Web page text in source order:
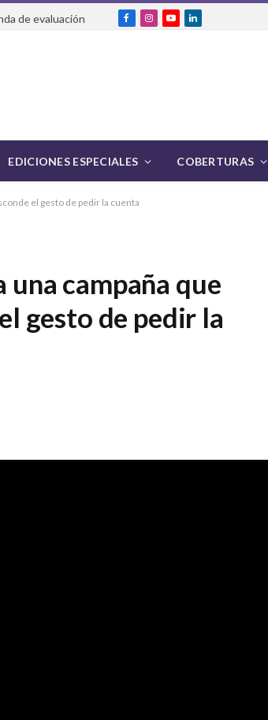
de evaluación
FacebookInstagram
YouTubeLinkedIn
EDICIONES ESPECIALES COBERTURAS
el gesto de pedir la cuenta
una campaña que
gesto de pedir la